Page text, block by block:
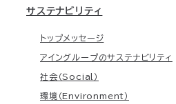
サステナビリティ
トップメッセージ
アイングループのサステナビリティ
社会（Social）
環境（Environment）